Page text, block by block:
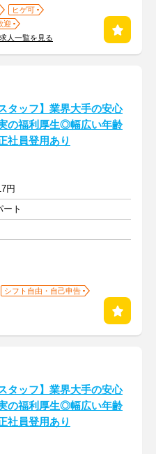
ヒゲ可
迎
人一覧を見る
タッフ】業界大手の安心
の福利厚生◎幅広い年齢
社員登用あり
円
ート
シフト自由・自己申告
タッフ】業界大手の安心
の福利厚生◎幅広い年齢
社員登用あり